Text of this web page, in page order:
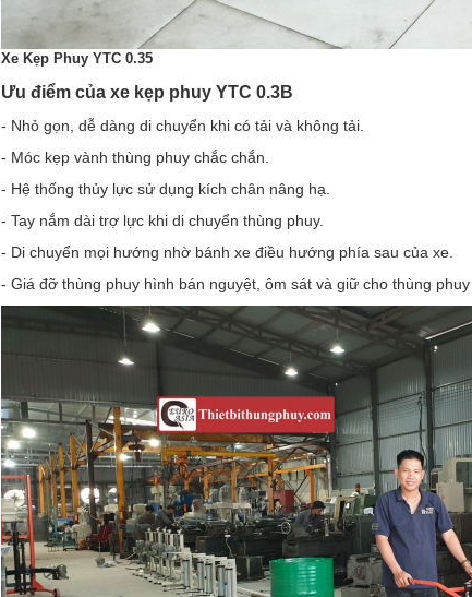
Xe Kẹp Phuy YTC 0.35
Ưu điểm của xe kẹp phuy YTC 0.3B
- Nhỏ gọn, dễ dàng di chuyển khi có tải và không tải.
- Móc kẹp vành thùng phuy chắc chắn.
- Hệ thống thủy lực sử dụng kích chân nâng hạ.
- Tay nắm dài trợ lực khi di chuyển thùng phuy.
- Di chuyển mọi hướng nhờ bánh xe điều hướng phía sau của xe.
- Giá đỡ thùng phuy hình bán nguyệt, ôm sát và giữ cho thùng